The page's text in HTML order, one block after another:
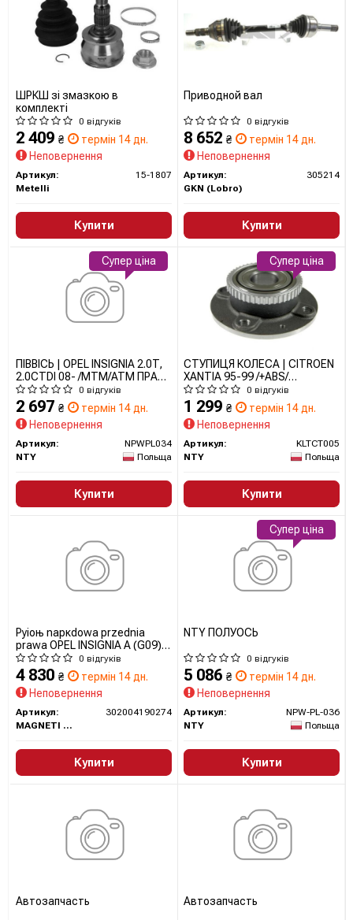
ШРКШ зі змазкою в
комплекті
0 відгуків
2 409 ₴
термін 14 дн.
Неповернення
Артикул:
15-1807
Metelli
Купити
Приводной вал
0 відгуків
8 652 ₴
термін 14 дн.
Неповернення
Артикул:
305214
GKN (Lobro)
Купити
ПІВВІСЬ | OPEL INSIGNIA 2.0T,
2.0CTDI 08- /MTM/ATM ПРАВ/
NPWPL034 NTY0 відгуків
2 697 ₴
термін 14 дн.
Неповернення
Артикул:
NPWPL034
NTY
Польща
Купити
Супер ціна
СТУПИЦЯ КОЛЕСА | CITROEN
XANTIA 95-99 /+ABS/
KLTCT005 NTY0 відгуків
1 299 ₴
термін 14 дн.
Неповернення
Артикул:
KLTCT005
NTY
Польща
Купити
Супер ціна
Pуіoњ napкdowa przednia
prawa OPEL INSIGNIA A (G09)
302004190274 MAGNETI
MARELLI
0 відгуків
4 830 ₴
термін 14 дн.
Неповернення
Артикул:
302004190274
MAGNETI MARELLI
Купити
NTY ПОЛУОСЬ
0 відгуків
5 086 ₴
термін 14 дн.
Неповернення
Артикул:
NPW-PL-036
NTY
Польща
Купити
Супер ціна
Автозапчасть Автозапчасть